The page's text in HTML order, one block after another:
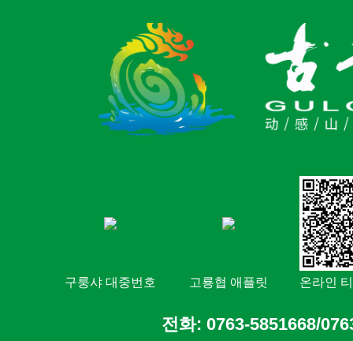
전화: 0763-5851668/
구룽샤 대중번호 고룡협 애플릿 온라인